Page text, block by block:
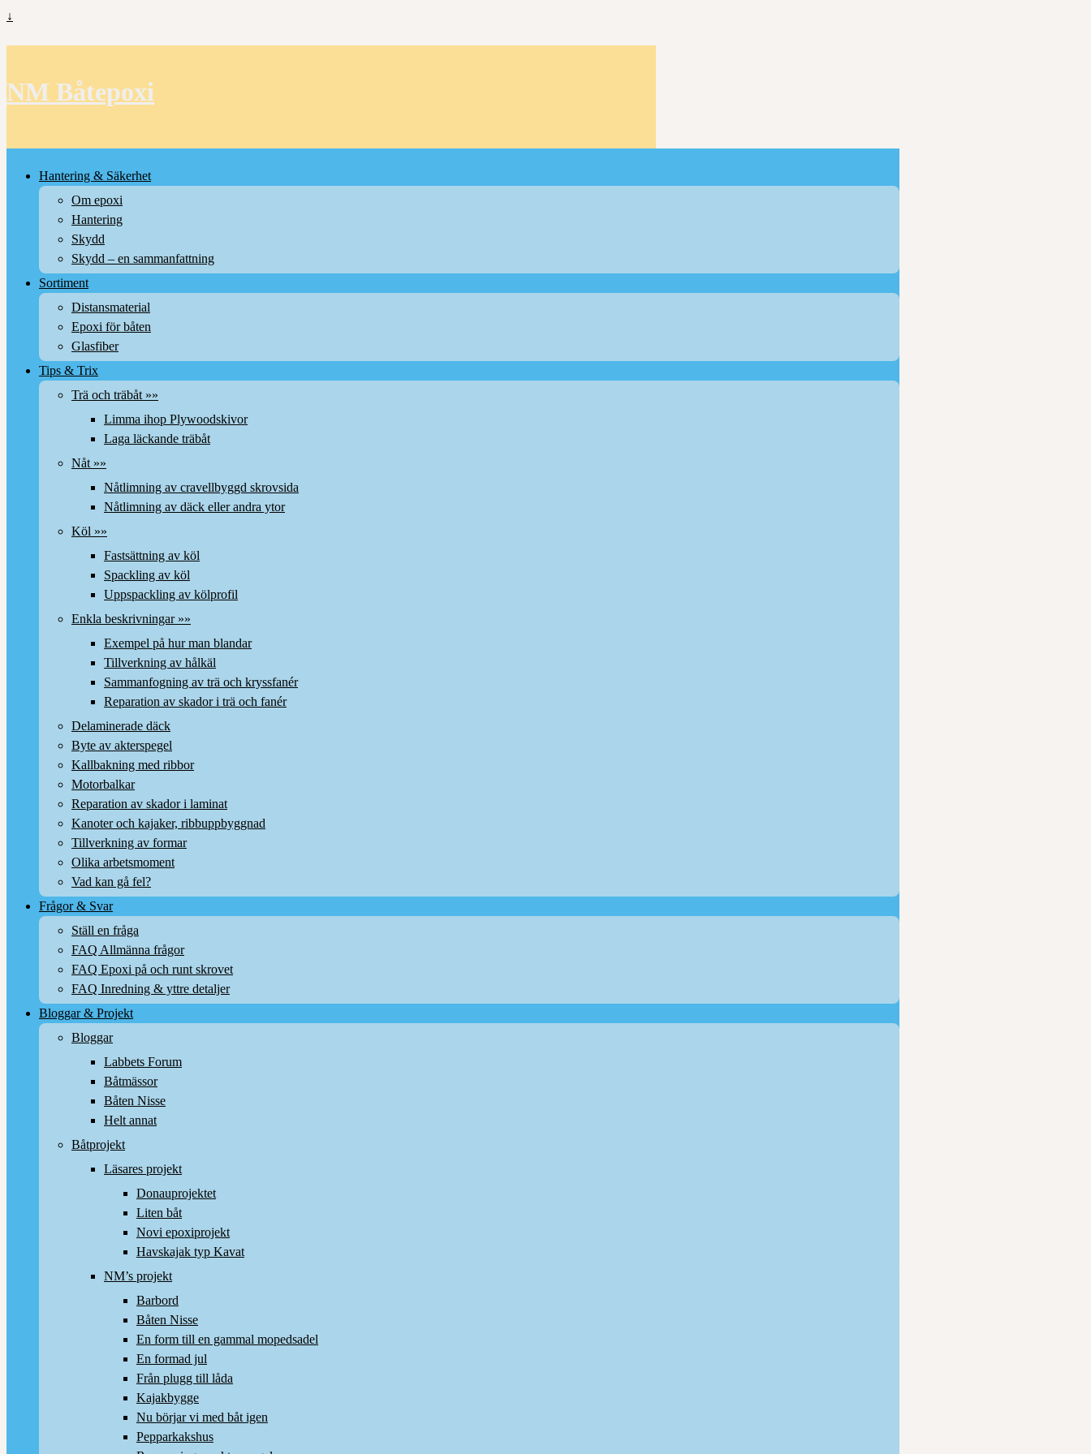
↓
NM Båtepoxi
Hantering & Säkerhet
Om epoxi
Hantering
Skydd
Skydd – en sammanfattning
Sortiment
Distansmaterial
Epoxi för båten
Glasfiber
Tips & Trix
Trä och träbåt »»
Limma ihop Plywoodskivor
Laga läckande träbåt
Nåt »»
Nåtlimning av cravellbyggd skrovsida
Nåtlimning av däck eller andra ytor
Köl »»
Fastsättning av köl
Spackling av köl
Uppspackling av kölprofil
Enkla beskrivningar »»
Exempel på hur man blandar
Tillverkning av hålkäl
Sammanfogning av trä och kryssfanér
Reparation av skador i trä och fanér
Delaminerade däck
Byte av akterspegel
Kallbakning med ribbor
Motorbalkar
Reparation av skador i laminat
Kanoter och kajaker, ribbuppbyggnad
Tillverkning av formar
Olika arbetsmoment
Vad kan gå fel?
Frågor & Svar
Ställ en fråga
FAQ Allmänna frågor
FAQ Epoxi på och runt skrovet
FAQ Inredning & yttre detaljer
Bloggar & Projekt
Bloggar
Labbets Forum
Båtmässor
Båten Nisse
Helt annat
Båtprojekt
Läsares projekt
Donauprojektet
Liten båt
Novi epoxiprojekt
Havskajak typ Kavat
NM’s projekt
Barbord
Båten Nisse
En form till en gammal mopedsadel
En formad jul
Från plugg till låda
Kajakbygge
Nu börjar vi med båt igen
Pepparkakshus